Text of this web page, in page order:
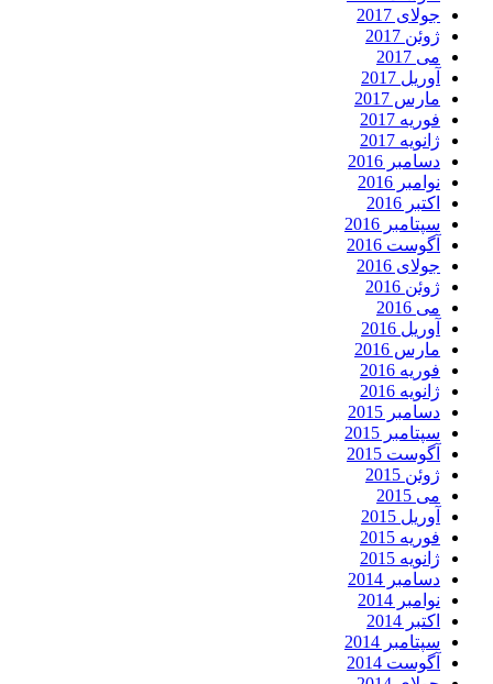
جولای 2017
ژوئن 2017
می 2017
آوریل 2017
مارس 2017
فوریه 2017
ژانویه 2017
دسامبر 2016
نوامبر 2016
اکتبر 2016
سپتامبر 2016
آگوست 2016
جولای 2016
ژوئن 2016
می 2016
آوریل 2016
مارس 2016
فوریه 2016
ژانویه 2016
دسامبر 2015
سپتامبر 2015
آگوست 2015
ژوئن 2015
می 2015
آوریل 2015
فوریه 2015
ژانویه 2015
دسامبر 2014
نوامبر 2014
اکتبر 2014
سپتامبر 2014
آگوست 2014